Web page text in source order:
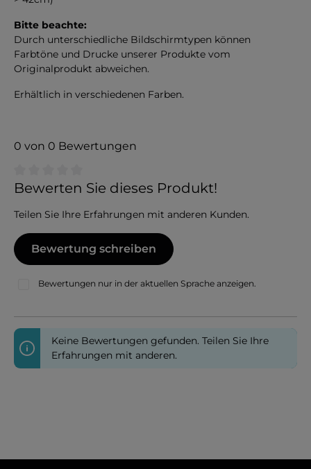
Bitte beachte:
Durch unterschiedliche Bildschirmtypen können
Farbtöne und Drucke unserer Produkte vom
Originalprodukt abweichen.
Erhältlich in verschiedenen Farben.
0 von 0 Bewertungen
Durchschnittliche Bewertung von 0 von 5 Sternen
Bewerten Sie dieses Produkt!
Teilen Sie Ihre Erfahrungen mit anderen Kunden.
Bewertung schreiben
Bewertungen nur in der aktuellen Sprache anzeigen.
Keine Bewertungen gefunden. Teilen Sie Ihre
Erfahrungen mit anderen.